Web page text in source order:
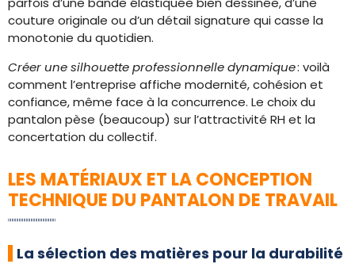
couture originale ou d’un détail signature qui casse la
monotonie du quotidien.
Créer une silhouette professionnelle dynamique: voilà
comment l’entreprise affiche modernité, cohésion et
confiance, même face à la concurrence. Le choix du
pantalon pèse (beaucoup) sur l’attractivité RH et la
concertation du collectif.
LES MATÉRIAUX ET LA CONCEPTION
TECHNIQUE DU PANTALON DE TRAVAIL
La sélection des matières pour la durabilité